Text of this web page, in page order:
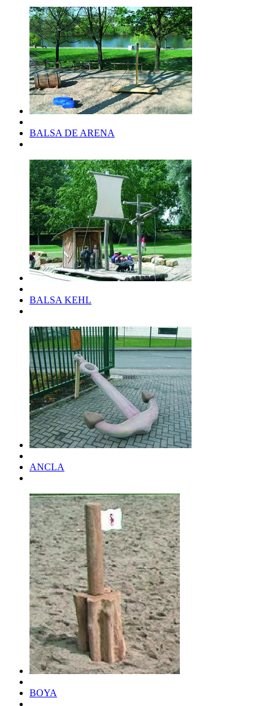
BALSA DE ARENA
BALSA KEHL
ANCLA
BOYA